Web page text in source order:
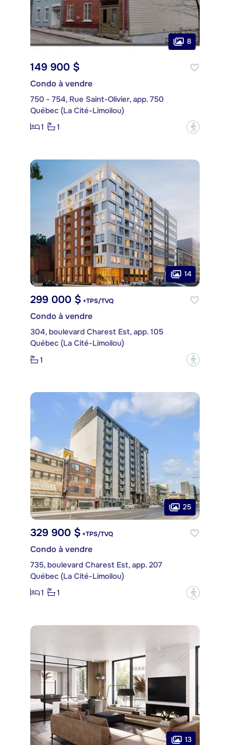
8
149 900 $
Condo à vendre
750 - 754, Rue Saint-Olivier, app. 750
Québec (La Cité-Limoilou)
1
1 ?
14
299 000 $ +TPS/TVQ
Condo à vendre
304, boulevard Charest Est, app. 105
Québec (La Cité-Limoilou)
1
?
25
329 900 $ +TPS/TVQ
Condo à vendre
735, boulevard Charest Est, app. 207
Québec (La Cité-Limoilou)
1
1 ?
13